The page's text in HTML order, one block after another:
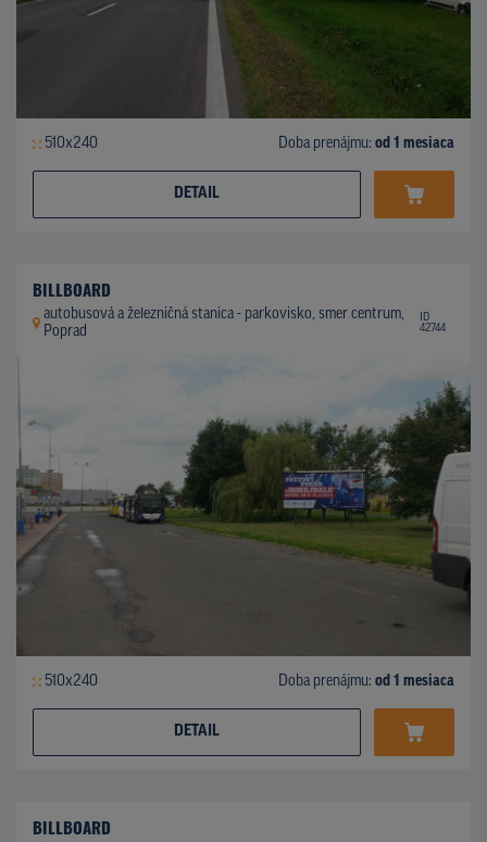
510x240 Doba prenájmu: od 1 mesiaca
DETAIL
BILLBOARD
autobusová a železničná stanica - parkovisko, smer centrum,
Poprad
ID
42744
510x240 Doba prenájmu: od 1 mesiaca
DETAIL
BILLBOARD